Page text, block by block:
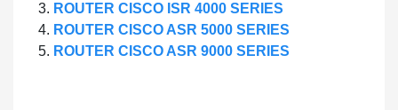
ROUTER CISCO ISR 4000 SERIES
ROUTER CISCO ASR 5000 SERIES
ROUTER CISCO ASR 9000 SERIES